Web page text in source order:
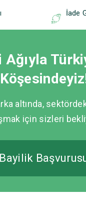
İade
Ağıyla
altında,
için sizleri
Bayilik